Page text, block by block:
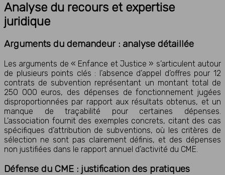
Analyse du recours et expertise
juridique
Arguments du demandeur : analyse détaillée
Les arguments de « Enfance et Justice » s’articulent autour
de plusieurs points clés : l’absence d’appel d’offres pour 12
contrats de subvention représentant un montant total de
250 000 euros, des dépenses de fonctionnement jugées
disproportionnées par rapport aux résultats obtenus, et un
manque de traçabilité pour certaines dépenses.
L’association fournit des exemples concrets, citant des cas
spécifiques d’attribution de subventions, où les critères de
sélection ne sont pas clairement définis, et des dépenses
non justifiées dans le rapport annuel d’activité du CME.
Défense du CME : justification des pratiques